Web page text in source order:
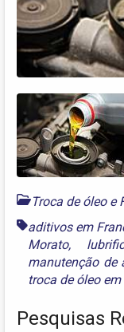
Troca de óleo e
aditivos em
Morato,
manutenção de
troca de óleo
Pesquisas